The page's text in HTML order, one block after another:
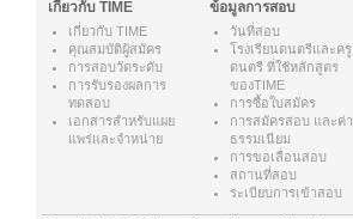
เกี่ยวกับ TIME
เกี่ยวกับ TIME
คุณสมบัติผู้สมัคร
การสอบวัดระดับ
การรับรองผลการ
ทดสอบ
เอกสารสำหรับแผย
แพร่และจำหน่าย
ข้อมูลการสอบ
วันที่สอบ
โรงเรียนดนตรีและครู
ดนตรี ที่ใช้หลักสูตร
ของTIME
การซื้อใบสมัคร
การสมัครสอบ และค่า
ธรรมเนียม
การขอเลื่อนสอบ
สถานที่สอบ
ระเบียบการเข้าสอบ